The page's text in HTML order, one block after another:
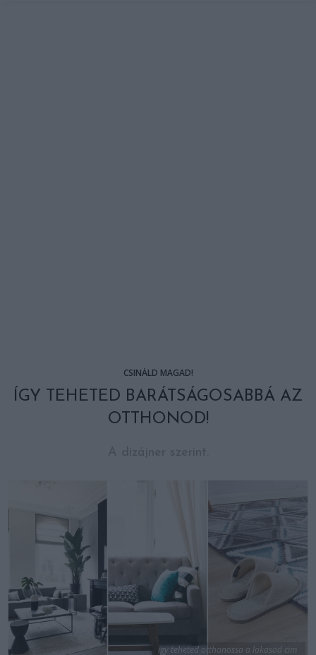
CSINÁLD MAGAD!
ÍGY TEHETED BARÁTSÁGOSABBÁ AZ
OTTHONOD!
igy teheted otthonossa a lakasod cim